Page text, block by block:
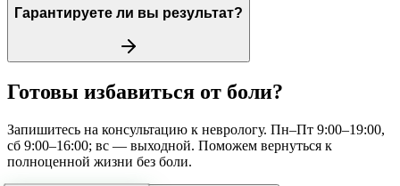
Гарантируете ли вы результат?
Готовы избавиться от боли?
Запишитесь на консультацию к неврологу. Пн–Пт 9:00–19:00,
сб 9:00–16:00; вс — выходной. Поможем вернуться к
полноценной жизни без боли.